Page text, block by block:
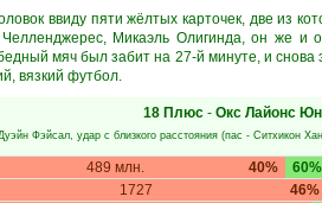
ввиду пяти жёлтых карточек, две из
Микаэль Олигинда, он же и
мяч был забит на 27-й минуте, и
вязкий футбол.
18 Плюс- Окс Лайонс
Фэйсал, удар с близкого расстояния (пас - Ситхикон
40%
489 млн. 60%
46%
1727